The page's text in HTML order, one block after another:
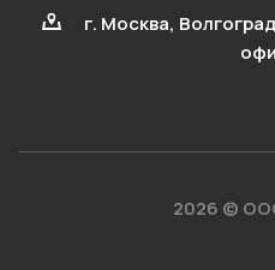
г. Москва,
2026 ©